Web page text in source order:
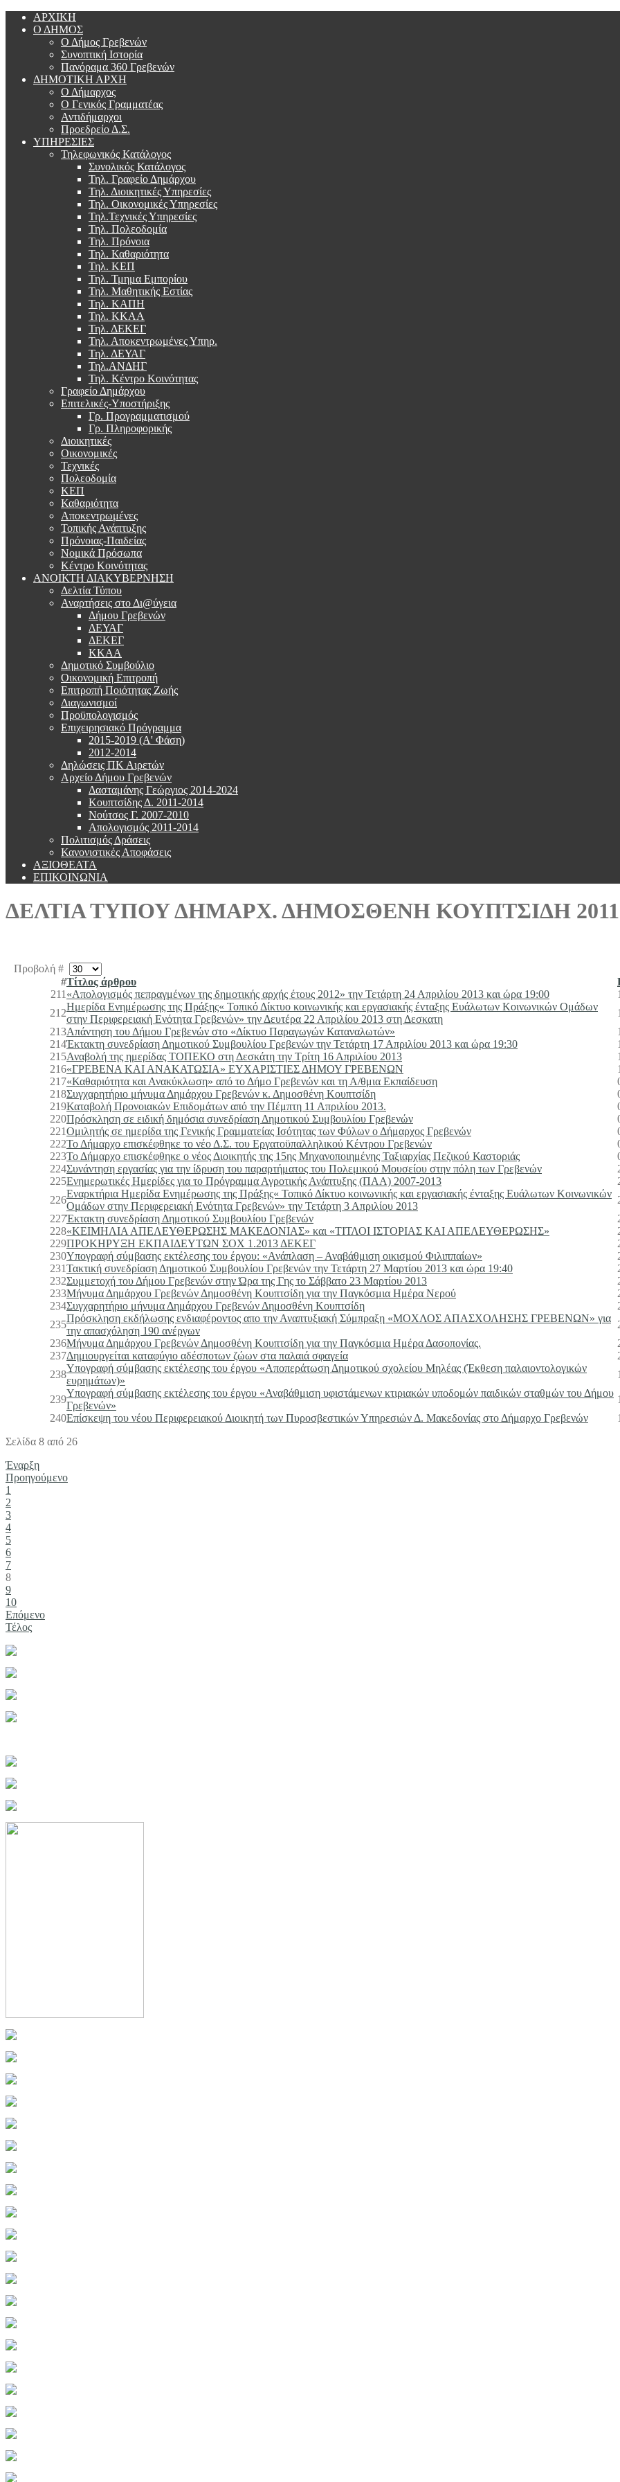
ΑΡΧΙΚΗ
Ο ΔΗΜΟΣ
Ο Δήμος Γρεβενών
Συνοπτική Ιστορία
Πανόραμα 360 Γρεβενών
ΔΗΜΟΤΙΚΗ ΑΡΧΗ
Ο Δήμαρχος
Ο Γενικός Γραμματέας
Αντιδήμαρχοι
Προεδρείο Δ.Σ.
ΥΠΗΡΕΣΙΕΣ
Τηλεφωνικός Κατάλογος
Συνολικός Κατάλογος
Τηλ. Γραφείο Δημάρχου
Τηλ. Διοικητικές Υπηρεσίες
Τηλ. Οικονομικές Υπηρεσίες
Τηλ.Τεχνικές Υπηρεσίες
Τηλ. Πολεοδομία
Τηλ. Πρόνοια
Τηλ. Καθαριότητα
Τηλ. ΚΕΠ
Τηλ. Τμημα Εμπορίου
Τηλ. Μαθητικής Εστίας
Τηλ. ΚΑΠΗ
Τηλ. ΚΚΑΑ
Τηλ. ΔΕΚΕΓ
Τηλ. Αποκεντρωμένες Υπηρ.
Τηλ. ΔΕΥΑΓ
Τηλ.ΑΝΔΗΓ
Τηλ. Κέντρο Κοινότητας
Γραφείο Δημάρχου
Επιτελικές-Υποστήριξης
Γρ. Προγραμματισμού
Γρ. Πληροφορικής
Διοικητικές
Οικονομικές
Τεχνικές
Πολεοδομία
ΚΕΠ
Καθαριότητα
Αποκεντρωμένες
Τοπικής Ανάπτυξης
Πρόνοιας-Παιδείας
Νομικά Πρόσωπα
Κέντρο Κοινότητας
ΑΝΟΙΚΤΗ ΔΙΑΚΥΒΕΡΝΗΣΗ
Δελτία Τύπου
Αναρτήσεις στο Δι@ύγεια
Δήμου Γρεβενών
ΔΕΥΑΓ
ΔΕΚΕΓ
ΚΚΑΑ
Δημοτικό Συμβούλιο
Οικονομική Επιτροπή
Επιτροπή Ποιότητας Ζωής
Διαγωνισμοί
Προϋπολογισμός
Επιχειρησιακό Πρόγραμμα
2015-2019 (Α' Φάση)
2012-2014
Δηλώσεις ΠΚ Αιρετών
Αρχείο Δήμου Γρεβενών
Δασταμάνης Γεώργιος 2014-2024
Κουπτσίδης Δ. 2011-2014
Νούτσος Γ. 2007-2010
Απολογισμός 2011-2014
Πολιτισμός Δράσεις
Κανονιστικές Αποφάσεις
ΑΞΙΟΘΕΑΤΑ
ΕΠΙΚΟΙΝΩΝΙΑ
ΔΕΛΤΙΑ ΤΥΠΟΥ ΔΗΜΑΡΧ. ΔΗΜΟΣΘΕΝΗ ΚΟΥΠΤΣΙΔΗ 2011-
Προβολή #
#Τίτλος άρθρου
211 «Απολογισμός πεπραγμένων της δημοτικής αρχής έτους 2012» την Τετάρτη 24 Απριλίου 2013 και ώρα 19:00
212
Ημερίδα Ενημέρωσης της Πράξης« Τοπικό Δίκτυο κοινωνικής και εργασιακής ένταξης Ευάλωτων Κοινωνικών Ομάδων
στην Περιφερειακή Ενότητα Γρεβενών» την Δευτέρα 22 Απριλίου 2013 στη Δεσκατη
213Απάντηση του Δήμου Γρεβενών στο «Δίκτυο Παραγωγών Καταναλωτών»
214Έκτακτη συνεδρίαση Δημοτικού Συμβουλίου Γρεβενών την Τετάρτη 17 Απριλίου 2013 και ώρα 19:30
215Αναβολή της ημερίδας ΤΟΠΕΚΟ στη Δεσκάτη την Τρίτη 16 Απριλίου 2013
216«ΓΡΕΒΕΝΑ ΚΑΙ ΑΝΑΚΑΤΩΣΙΑ» ΕΥΧΑΡΙΣΤΙΕΣ ΔΗΜΟΥ ΓΡΕΒΕΝΩΝ
217«Καθαριότητα και Ανακύκλωση» από το Δήμο Γρεβενών και τη Α/θμια Εκπαίδευση
218Συγχαρητήριο μήνυμα Δημάρχου Γρεβενών κ. Δημοσθένη Κουπτσίδη
219Καταβολή Προνοιακών Επιδομάτων από την Πέμπτη 11 Απριλίου 2013.
220Πρόσκληση σε ειδική δημόσια συνεδρίαση Δημοτικού Συμβουλίου Γρεβενών
221Ομιλητής σε ημερίδα της Γενικής Γραμματείας Ισότητας των Φύλων ο Δήμαρχος Γρεβενών
222Το Δήμαρχο επισκέφθηκε το νέο Δ.Σ. του Εργατοϋπαλληλικού Κέντρου Γρεβενών
223Το Δήμαρχο επισκέφθηκε ο νέος Διοικητής της 15ης Μηχανοποιημένης Ταξιαρχίας Πεζικού Καστοριάς
224Συνάντηση εργασίας για την ίδρυση του παραρτήματος του Πολεμικού Μουσείου στην πόλη των Γρεβενών
225Ενημερωτικές Ημερίδες για το Πρόγραμμα Αγροτικής Ανάπτυξης (ΠΑΑ) 2007-2013
226
Εναρκτήρια Ημερίδα Ενημέρωσης της Πράξης« Τοπικό Δίκτυο κοινωνικής και εργασιακής ένταξης Ευάλωτων Κοινωνικών
Ομάδων στην Περιφερειακή Ενότητα Γρεβενών» την Τετάρτη 3 Απριλίου 2013
227Έκτακτη συνεδρίαση Δημοτικού Συμβουλίου Γρεβενών
228«ΚΕΙΜΗΛΙΑ ΑΠΕΛΕΥΘΕΡΩΣΗΣ ΜΑΚΕΔΟΝΙΑΣ» και «ΤΙΤΛΟΙ ΙΣΤΟΡΙΑΣ ΚΑΙ ΑΠΕΛΕΥΘΕΡΩΣΗΣ»
229ΠΡΟΚΗΡΥΞΗ ΕΚΠΑΙΔΕΥΤΩΝ ΣΟΧ 1.2013 ΔΕΚΕΓ
230Υπογραφή σύμβασης εκτέλεσης του έργου: «Ανάπλαση – Αναβάθμιση οικισμού Φιλιππαίων»
231Τακτική συνεδρίαση Δημοτικού Συμβουλίου Γρεβενών την Τετάρτη 27 Μαρτίου 2013 και ώρα 19:40
232Συμμετοχή του Δήμου Γρεβενών στην Ώρα της Γης το Σάββατο 23 Μαρτίου 2013
233Μήνυμα Δημάρχου Γρεβενών Δημοσθένη Κουπτσίδη για την Παγκόσμια Ημέρα Νερού
234Συγχαρητήριο μήνυμα Δημάρχου Γρεβενών Δημοσθένη Κουπτσίδη
235
Πρόσκληση εκδήλωσης ενδιαφέροντος απο την Αναπτυξιακή Σύμπραξη «ΜΟΧΛΟΣ ΑΠΑΣΧΟΛΗΣΗΣ ΓΡΕΒΕΝΩΝ» για
την απασχόληση 190 ανέργων
236Μήνυμα Δημάρχου Γρεβενών Δημοσθένη Κουπτσίδη για την Παγκόσμια Ημέρα Δασοπονίας.
237Δημιουργείται καταφύγιο αδέσποτων ζώων στα παλαιά σφαγεία
238
Υπογραφή σύμβασης εκτέλεσης του έργου «Αποπεράτωση Δημοτικού σχολείου Μηλέας (Έκθεση παλαιοντολογικών
ευρημάτων)»
239
Υπογραφή σύμβασης εκτέλεσης του έργου «Αναβάθμιση υφιστάμενων κτιριακών υποδομών παιδικών σταθμών του Δήμου
Γρεβενών»
240Επίσκεψη του νέου Περιφερειακού Διοικητή των Πυροσβεστικών Υπηρεσιών Δ. Μακεδονίας στο Δήμαρχο Γρεβενών
Σελίδα 8 από 26
Έναρξη
Προηγούμενο
1
2
3
4
5
6
7
8
9
10
Επόμενο
Τέλος